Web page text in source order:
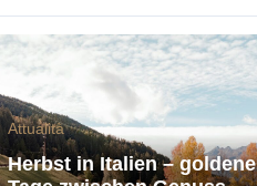
Attualità
Herbst in Italien – goldene